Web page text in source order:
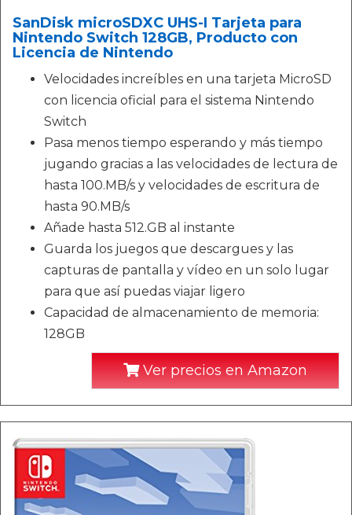
SanDisk microSDXC UHS-I Tarjeta para
Nintendo Switch 128GB, Producto con
Licencia de Nintendo
Velocidades increíbles en una tarjeta MicroSD
con licencia oficial para el sistema Nintendo
Switch
Pasa menos tiempo esperando y más tiempo
jugando gracias a las velocidades de lectura de
hasta 100.MB/s y velocidades de escritura de
hasta 90.MB/s
Añade hasta 512.GB al instante
Guarda los juegos que descargues y las
capturas de pantalla y vídeo en un solo lugar
para que así puedas viajar ligero
Capacidad de almacenamiento de memoria:
128GB
Ver precios en Amazon